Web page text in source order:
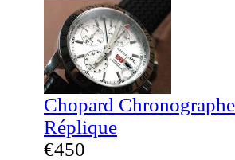
Chopard
Réplique
€450